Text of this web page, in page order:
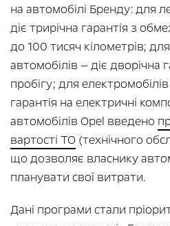
на автомобілі Бренду: для
діє трирічна гарантія з
до 100 тисяч кілометрів;
автомобілів — діє дворічна
пробігу; для
гарантія на електричні
автомобілів Opel введено
вартості ТО (технічного
що дозволяє власнику
планувати свої витрати.
Дані програми стали